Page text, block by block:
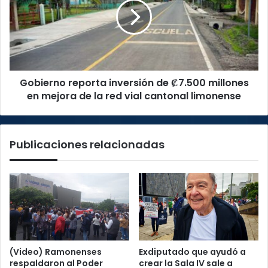
de
₡7.500
millones
en
mejora
de
Gobierno reporta inversión de ₡7.500 millones
en mejora de la red vial cantonal limonense
Publicaciones relacionadas
(Video) Ramonenses
respaldaron al Poder
Exdiputado que ayudó a
crear la Sala IV sale a